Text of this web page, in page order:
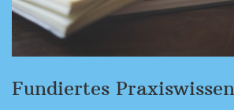
Fundiertes Praxiswissen